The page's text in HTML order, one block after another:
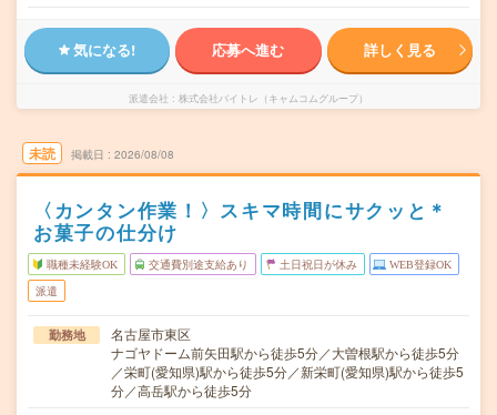
気になる! 応募へ進む 詳しく見る
派遣会社 株式会社バイトレ（キャムコムグループ）
未読 掲載日 2026/08/08
〈カンタン作業！〉スキマ時間にサクッと＊
お菓子の仕分け
職種未経験OK 交通費別途支給あり 土日祝日が休み WEB登録OK
派遣
勤務地
名古屋市東区
ナゴヤドーム前矢田駅から徒歩5分／大曽根駅から徒歩5分
／栄町(愛知県)駅から徒歩5分／新栄町(愛知県)駅から徒歩5
分／高岳駅から徒歩5分